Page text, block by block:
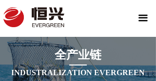
끀
全产业链
INDUSTRALIZATION EVERGREEN